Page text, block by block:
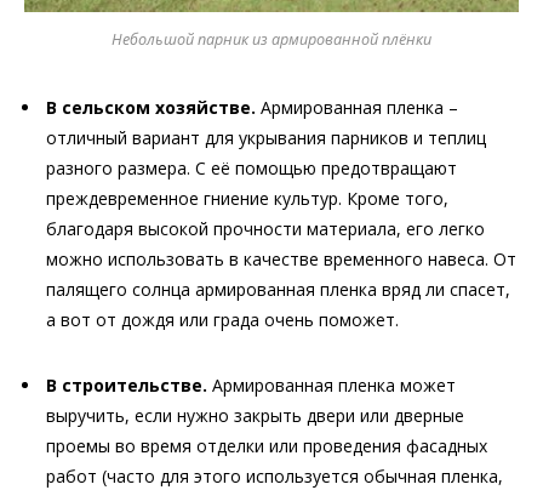
Небольшой парник из армированной плёнки
В сельском хозяйстве. Армированная пленка –
отличный вариант для укрывания парников и теплиц
разного размера. С её помощью предотвращают
преждевременное гниение культур. Кроме того,
благодаря высокой прочности материала, его легко
можно использовать в качестве временного навеса. От
палящего солнца армированная пленка вряд ли спасет,
а вот от дождя или града очень поможет.
В строительстве. Армированная пленка может
выручить, если нужно закрыть двери или дверные
проемы во время отделки или проведения фасадных
работ (часто для этого используется обычная пленка,